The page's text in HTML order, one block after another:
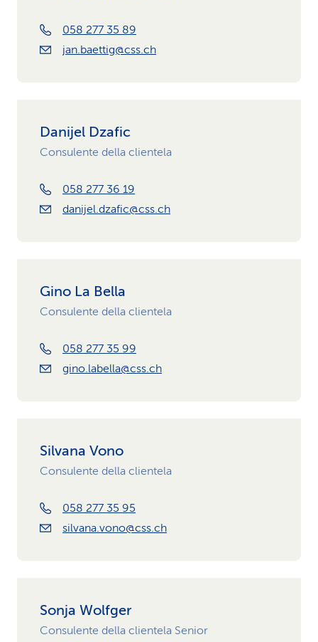
058 277 35 89
jan.baettig@css.ch
Danijel Dzafic
Consulente della clientela
058 277 36 19
danijel.dzafic@css.ch
Gino La Bella
Consulente della clientela
058 277 35 99
gino.labella@css.ch
Silvana Vono
Consulente della clientela
058 277 35 95
silvana.vono@css.ch
Sonja Wolfger
Consulente della clientela Senior